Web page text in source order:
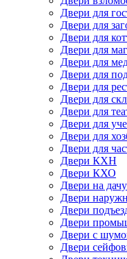
Двери для
Двери для
Двери для
Двери для
Двери для
Двери для
Двери для
Двери для
Двери для
Двери для
Двери для
Двери для
Двери КХН
Двери КХО
Двери на дачу
Двери
Двери
Двери
Двери с
Двери